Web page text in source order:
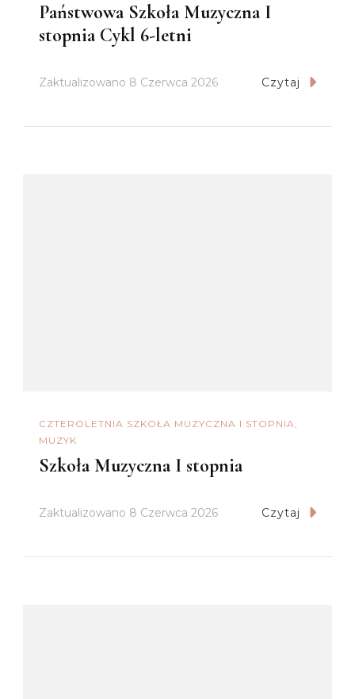
Państwowa Szkoła Muzyczna I
stopnia Cykl 6-letni
Zaktualizowano 8 Czerwca 2026 Czytaj
CZTEROLETNIA SZKOŁA MUZYCZNA I STOPNIA
MUZYK
Szkoła Muzyczna I stopnia
Zaktualizowano 8 Czerwca 2026 Czytaj